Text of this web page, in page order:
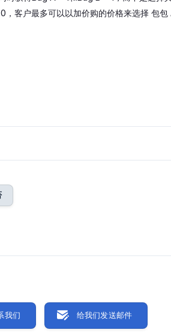
客户最多可以以加价购的价格来选择 包包
我们 给我们发送邮件